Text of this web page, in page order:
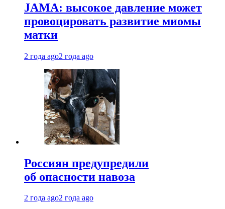
JAMA: высокое давление может
провоцировать развитие миомы
матки
2 года ago2 года ago
Россиян предупредили
об опасности навоза
2 года ago2 года ago